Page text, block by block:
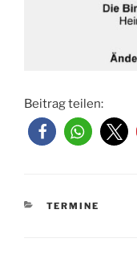
Beitrag teilen:
KATEGORIEN
TERMINE